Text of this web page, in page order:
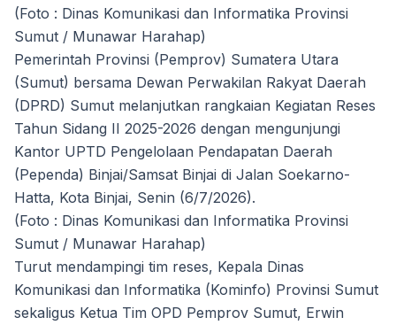
(Foto : Dinas Komunikasi dan Informatika Provinsi
Sumut / Munawar Harahap)
Pemerintah Provinsi (Pemprov) Sumatera Utara
(Sumut) bersama Dewan Perwakilan Rakyat Daerah
(DPRD) Sumut melanjutkan rangkaian Kegiatan Reses
Tahun Sidang II 2025-2026 dengan mengunjungi
Kantor UPTD Pengelolaan Pendapatan Daerah
(Pependa) Binjai/Samsat Binjai di Jalan Soekarno-
Hatta, Kota Binjai, Senin (6/7/2026).
(Foto : Dinas Komunikasi dan Informatika Provinsi
Sumut / Munawar Harahap)
Turut mendampingi tim reses, Kepala Dinas
Komunikasi dan Informatika (Kominfo) Provinsi Sumut
sekaligus Ketua Tim OPD Pemprov Sumut, Erwin